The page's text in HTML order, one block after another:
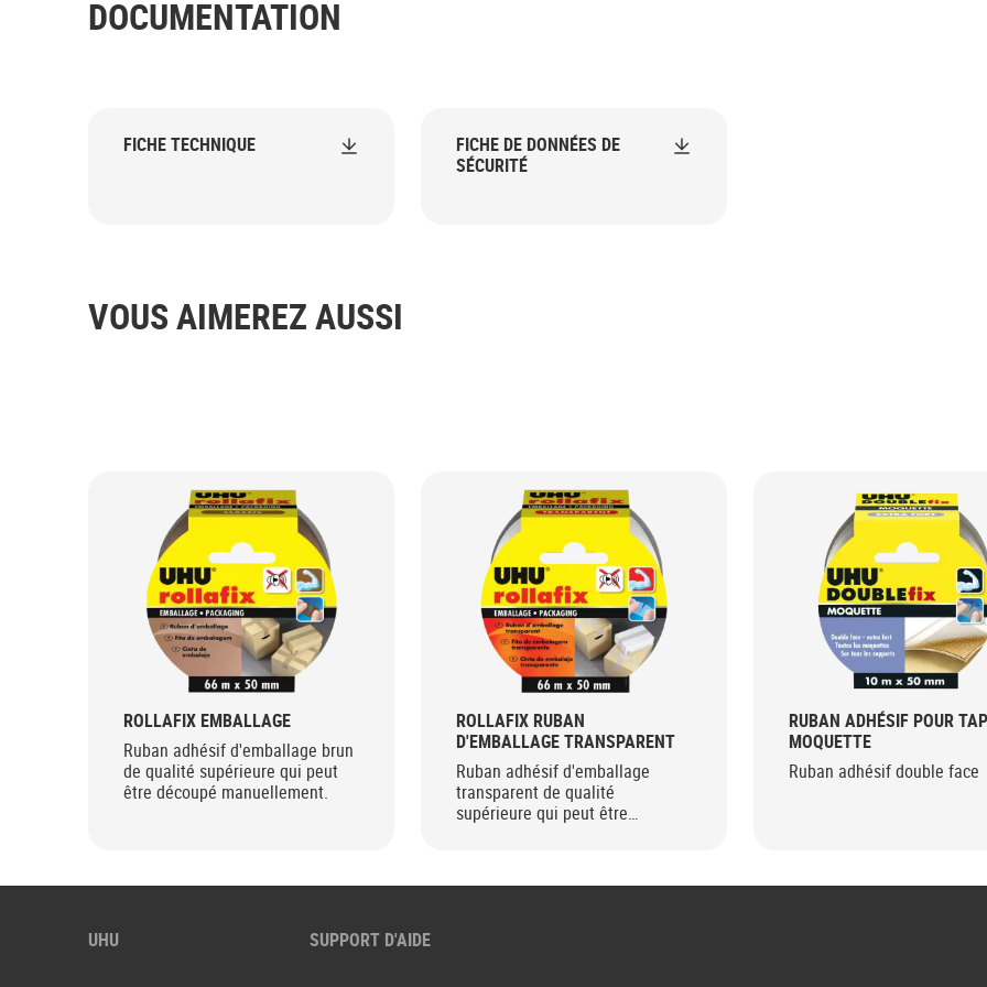
DOCUMENTATION
FICHE TECHNIQUE
FICHE DE DONNÉES DE
SÉCURITÉ
VOUS AIMEREZ AUSSI
ROLLAFIX EMBALLAGE
Ruban adhésif d'emballage brun
de qualité supérieure qui peut
être découpé manuellement.
ROLLAFIX RUBAN
D'EMBALLAGE TRANSPARENT
Ruban adhésif d'emballage
transparent de qualité
supérieure qui peut être
RUBAN ADHÉSIF POUR
MOQUETTE
Ruban adhésif double face
UHU SUPPORT D'AIDE